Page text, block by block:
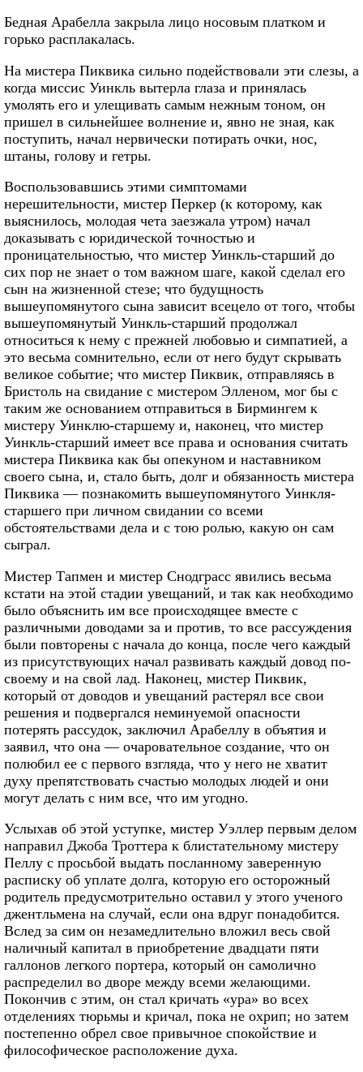
Бедная Арабелла закрыла лицо носовым платком и
горько расплакалась.
На мистера Пиквика сильно подействовали эти слезы, а
когда миссис Уинкль вытерла глаза и принялась
умолять его и улещивать самым нежным тоном, он
пришел в сильнейшее волнение и, явно не зная, как
поступить, начал нервически потирать очки, нос,
штаны, голову и гетры.
Воспользовавшись этими симптомами
нерешительности, мистер Перкер (к которому, как
выяснилось, молодая чета заезжала утром) начал
доказывать с юридической точностью и
проницательностью, что мистер Уинкль-старший до
сих пор не знает о том важном шаге, какой сделал его
сын на жизненной стезе; что будущность
вышеупомянутого сына зависит всецело от того, чтобы
вышеупомянутый Уинкль-старший продолжал
относиться к нему с прежней любовью и симпатией, а
это весьма сомнительно, если от него будут скрывать
великое событие; что мистер Пиквик, отправляясь в
Бристоль на свидание с мистером Элленом, мог бы с
таким же основанием отправиться в Бирмингем к
мистеру Уинклю-старшему и, наконец, что мистер
Уинкль-старший имеет все права и основания считать
мистера Пиквика как бы опекуном и наставником
своего сына, и, стало быть, долг и обязанность мистера
Пиквика — познакомить вышеупомянутого Уинкля-
старшего при личном свидании со всеми
обстоятельствами дела и с тою ролью, какую он сам
сыграл.
Мистер Тапмен и мистер Снодграсс явились весьма
кстати на этой стадии увещаний, и так как необходимо
было объяснить им все происходящее вместе с
различными доводами за и против, то все рассуждения
были повторены с начала до конца, после чего каждый
из присутствующих начал развивать каждый довод по-
своему и на свой лад. Наконец, мистер Пиквик,
который от доводов и увещаний растерял все свои
решения и подвергался неминуемой опасности
потерять рассудок, заключил Арабеллу в объятия и
заявил, что она — очаровательное создание, что он
полюбил ее с первого взгляда, что у него не хватит
духу препятствовать счастью молодых людей и они
могут делать с ним все, что им угодно.
Услыхав об этой уступке, мистер Уэллер первым делом
направил Джоба Троттера к блистательному мистеру
Пеллу с просьбой выдать посланному заверенную
расписку об уплате долга, которую его осторожный
родитель предусмотрительно оставил у этого ученого
джентльмена на случай, если она вдруг понадобится.
Вслед за сим он незамедлительно вложил весь свой
наличный капитал в приобретение двадцати пяти
галлонов легкого портера, который он самолично
распределил во дворе между всеми желающими.
Покончив с этим, он стал кричать «ура» во всех
отделениях тюрьмы и кричал, пока не охрип; но затем
постепенно обрел свое привычное спокойствие и
философическое расположение духа.